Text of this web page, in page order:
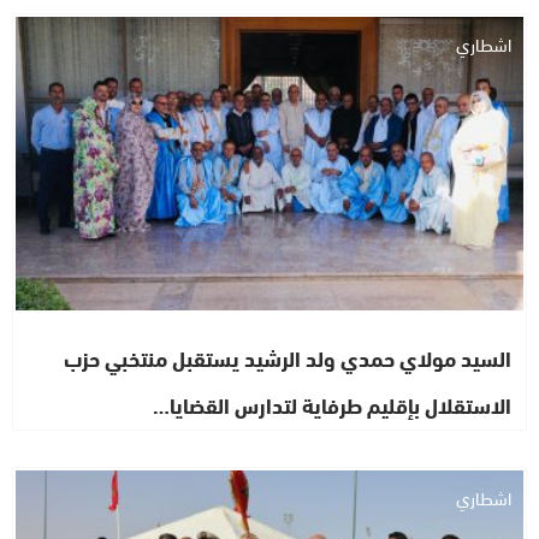
اشطاري
السيد مولاي حمدي ولد الرشيد يستقبل منتخبي حزب
الاستقلال بإقليم طرفاية لتدارس القضايا…
اشطاري